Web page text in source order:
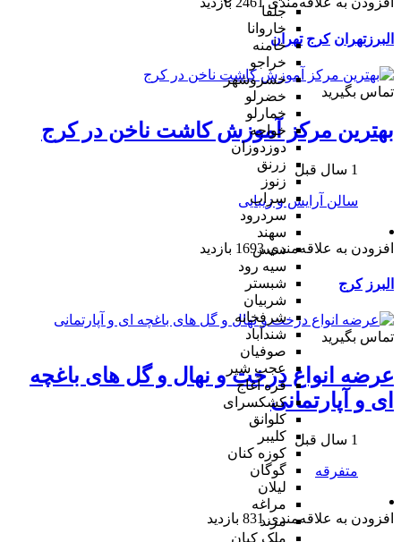
جلفا
خاروانا
خامنه
خراجو
خسروشهر
خضرلو
خمارلو
خواجه
دوزدوزان
زرنق
زنوز
سراب
سردرود
سهند
سیس
سیه رود
شبستر
شربیان
شرفخانه
شندآباد
صوفیان
عجب شیر
قره آغاج
کشکسرای
کلوانق
کلیبر
کوزه کنان
گوگان
لیلان
مراغه
مرند
ملک کیان
البرزتهران کرج تهران
تماس بگیرید
بهترین مرکز آموزش کاشت ناخن در کرج
1 سال قبل
سالن آرایش و زیبایی
افزودن به علاقه‌مندی 1693 بازدید
البرز کرج
تماس بگیرید
عرضه انواع درخت و نهال و گل های باغچه
ای و آپارتمانی
1 سال قبل
متفرقه
افزودن به علاقه‌مندی 831 بازدید